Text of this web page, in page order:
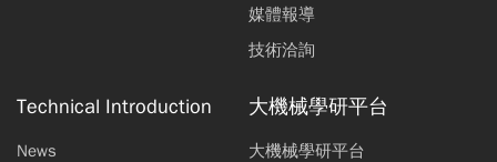
媒體報導
技術洽詢
Technical Introduction
News
大機械學研平台
大機械學研平台